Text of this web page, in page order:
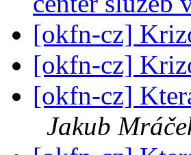
[okfn-cz]
[okfn-cz]
[okfn-cz]
Jakub